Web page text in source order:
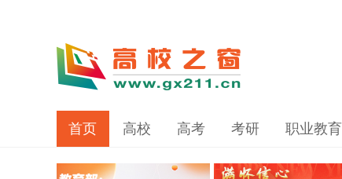
首页 高校 高考 考研 职业教育